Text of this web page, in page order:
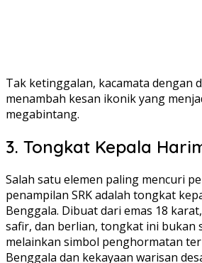
Tak ketinggalan, kacamata dengan
menambah kesan ikonik yang
megabintang.
3. Tongkat Kepala
Salah satu elemen paling mencuri
penampilan SRK adalah tongkat
Benggala. Dibuat dari emas 18
safir, dan berlian, tongkat ini bukan
melainkan simbol penghormatan
Benggala dan kekayaan warisan